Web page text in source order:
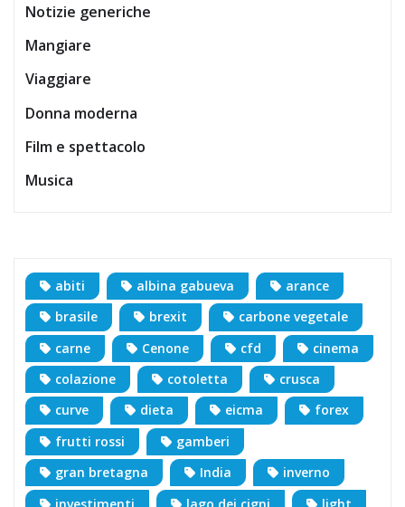
Notizie generiche
Mangiare
Viaggiare
Donna moderna
Film e spettacolo
Musica
abiti albina gabueva
arance
brasile
brexit
carbone vegetale
carne
Cenone cfd
cinema
colazione
cotoletta
crusca
curve
dieta eicma
forex
frutti rossi
gamberi
gran bretagna
India
inverno
investimenti
lago dei cigni
light